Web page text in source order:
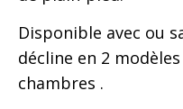
Disponible avec ou
décline en 2
chambres .